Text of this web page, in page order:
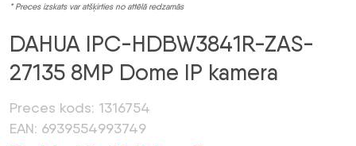
* Preces izskats var atšķirties no attēlā redzamās
DAHUA IPC-HDBW3841R-ZAS-
27135 8MP Dome IP kamera
Preces kods: 1316754
EAN: 6939554993749